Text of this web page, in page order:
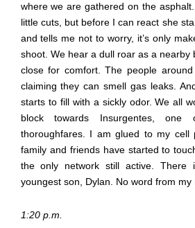
where we are gathered on the
little cuts, but before I can react she
and tells me not to worry, it’s only
shoot. We hear a dull roar as a nearby
close for comfort. The people
claiming they can smell gas leaks.
starts to fill with a sickly odor. We all
block towards Insurgentes, one
thoroughfares. I am glued to my cell
family and friends have started to
the only network still active.
youngest son, Dylan. No word from
1:20 p.m.